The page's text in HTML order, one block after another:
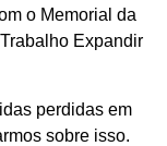
o Memorial da
Expandir
perdidas em
sobre isso.